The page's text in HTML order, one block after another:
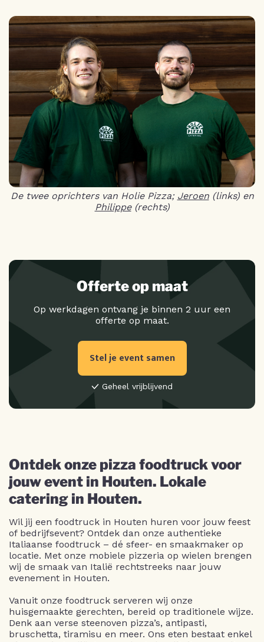
De twee oprichters van Holie Pizza; Jeroen(links) en
Philippe(rechts)
Offerte op maat
Op werkdagen ontvang je binnen 2 uur een
offerte op maat.
Stel je event samen
Geheel vrijblijvend
Ontdek onze pizza foodtruck voor
jouw event in Houten. Lokale
catering in Houten.
Wil jij een foodtruck in Houten huren voor jouw feest
of bedrijfsevent? Ontdek dan onze authentieke
Italiaanse foodtruck – dé sfeer- en smaakmaker op
locatie. Met onze mobiele pizzeria op wielen brengen
wij de smaak van Italië rechtstreeks naar jouw
evenement in Houten.
Vanuit onze foodtruck serveren wij onze
huisgemaakte gerechten, bereid op traditionele wijze.
Denk aan verse steenoven pizza’s, antipasti,
bruschetta, tiramisu en meer. Ons eten bestaat enkel